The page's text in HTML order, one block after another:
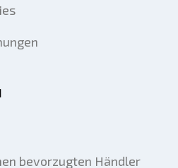
bevorzugten Händler